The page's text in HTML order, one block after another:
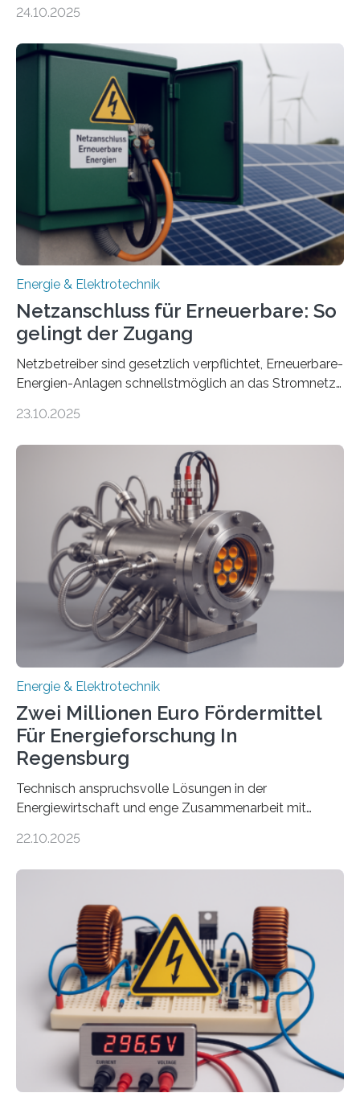
Forschungsprojekt „LAGER – Langzeitspeicherung in
Quartieren“ eingeworben. Ziel des Projekts ist die
Entwicklung, Erprobung und Demonstration von
Konzepten zur langfristigen Energiespeicherung in
sektorübergreifend vernetzten Energiesystemen. Das
Projekt startete am 15. Oktober 2025, hat eine Laufzeit
von drei Jahren und ein Gesamtvolumen von rund 2,9
Millionen Euro, wovon 2,6 Millionen Euro durch das
Ministerium für Umwelt, Klima und…
24.10.2025
Energie & Elektrotechnik
Netzanschluss für Erneuerbare: So
gelingt der Zugang
Netzbetreiber sind gesetzlich verpflichtet, Erneuerbare-
Energien-Anlagen schnellstmöglich an das Stromnetz
ermöglichen. Doch der dafür nötige Netzausbau hinkt
einem „Anschlussstau“. Die Stiftung
Umweltenergierecht hat den Rechtsrahmen in einem
neuen Bericht für die Praxis eingeordnet – inklusive der
Rolle von flexiblen Netzanschlussvereinbarungen. Der
Netzanschluss von Erneuerbare-Energien-Anlagen
(EE-Anlagen) ist entscheidend für die Energiewende.
Denn ohne Anschluss an das Netz kann kein Strom
eingespeist werden. Nach dem Erneuerbare-Energien-
Gesetz (EEG) sind Netzbetreiber…
23.10.2025
Energie & Elektrotechnik
Zwei Millionen Euro Fördermittel
Für Energieforschung In
Regensburg
Technisch anspruchsvolle Lösungen in der
Energiewirtschaft und enge Zusammenarbeit mit
neuen EU-geförderten Transfer-Projekte zu
Energietechnologien werden vom Europäischen
Sozialfonds Plus (ESF+) gefördert – mit einer
Gesamtsumme von mehr als zwei Millionen Euro.
Damit zählt die Hochschule zu den großen
Gewinnerinnen der aktuellen Förderrunde des
Bayerischen Wissenschaftsministeriums. Im
Mittelpunkt steht der direkte Wissenstransfer: Neue
wissenschaftliche Erkenntnisse sollen rasch in die
22.10.2025